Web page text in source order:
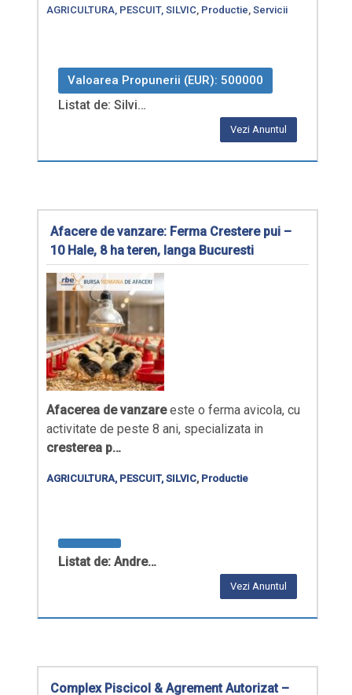
AGRICULTURA, PESCUIT, SILVIC Productie Servicii
Valoarea Propunerii (EUR): 500000
Listat de: Silvi…
Vezi Anuntul
Afacere de vanzare: Ferma Crestere pui –
10 Hale, 8 ha teren, langa Bucuresti
Afacerea de vanzareeste o ferma avicola, cu
activitate de peste 8 ani, specializata in
cresterea p…
AGRICULTURA, PESCUIT, SILVIC, Productie
Listat de: Andre…
Vezi Anuntul
Complex Piscicol & Agrement Autorizat –